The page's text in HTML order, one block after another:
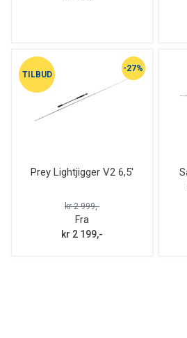
TILBUD
Prey Lightjigger V2 6,5'
-27%
kr 2 999,-
Fra
kr 2 199,-